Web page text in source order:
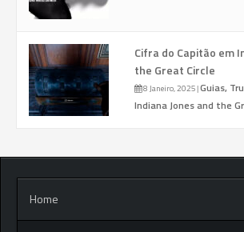
Cifra do Capitão em
the Great Circle
8 Janeiro, 2025|Guias,
Indiana Jones and the
Home